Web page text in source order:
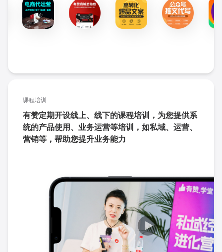
课程培训
有赞定期开设线上、线下的课程培训，为您提供系
统的产品使用、业务运营等培训，如私域、运营、
营销等，帮助您提升业务能力